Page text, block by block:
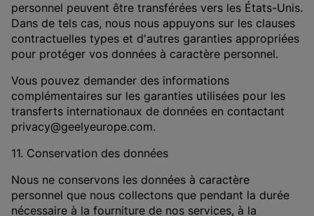
personnel peuvent être transférées vers les États-Unis.
Dans de tels cas, nous nous appuyons sur les clauses
contractuelles types et d'autres garanties appropriées
pour protéger vos données à caractère personnel.
Vous pouvez demander des informations
complémentaires sur les garanties utilisées pour les
transferts internationaux de données en contactant
privacy@geelyeurope.com.
11. Conservation des données
Nous ne conservons les données à caractère
personnel que nous collectons que pendant la durée
nécessaire à la fourniture de nos services, à la